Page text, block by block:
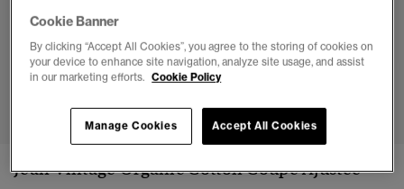
Jean Vintage Organic Cotton Coupe Ajustée
Cookie Banner
By clicking “Accept All Cookies”, you agree to the storing of cookies on
your device to enhance site navigation, analyze site usage, and assist
in our marketing efforts. Cookie Policy
Accept All Cookies
Manage Cookies